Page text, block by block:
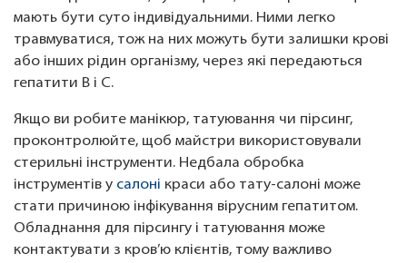
мають бути суто індивідуальними. Ними легко
травмуватися, тож на них можуть бути залишки крові
або інших рідин організму, через які передаються
гепатити B і C.
Якщо ви робите манікюр, татуювання чи пірсинг,
проконтролюйте, щоб майстри використовували
стерильні інструменти. Недбала обробка
інструментів у салоні краси або тату-салоні може
стати причиною інфікування вірусним гепатитом.
Обладнання для пірсингу і татуювання може
контактувати з кров’ю клієнтів, тому важливо